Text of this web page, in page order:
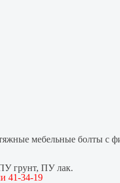
мебельные болты с
грунт, ПУ лак.
41-34-19